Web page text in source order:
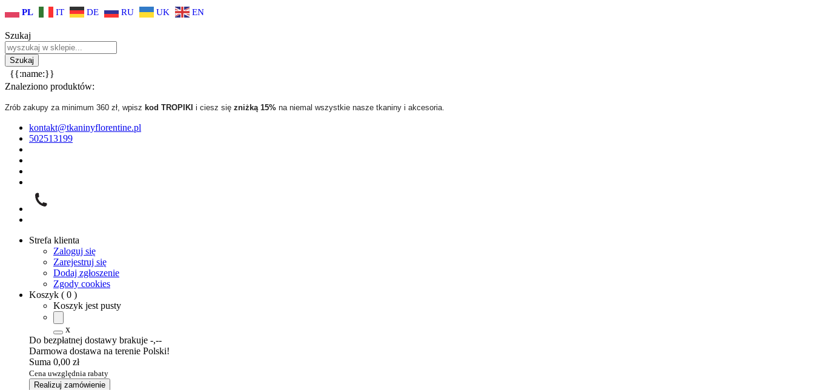
PL IT DE RU UK EN
Szukaj
{{:name:}}
Znaleziono produktów:
Zrób zakupy za minimum 360 zł, wpisz kod TROPIKI i ciesz się zniżką 15% na niemal wszystkie nasze tkaniny i akcesoria.
kontakt@tkaninyflorentine.pl
502513199
Strefa klienta
Zaloguj się
Zarejestruj się
Dodaj zgłoszenie
Zgody cookies
Koszyk ( 0 )
Koszyk jest pusty
x
Do bezpłatnej dostawy brakuje -,--
Darmowa dostawa na terenie Polski!
Suma 0,00 zł
Cena uwzględnia rabaty
Realizuj zamówienie